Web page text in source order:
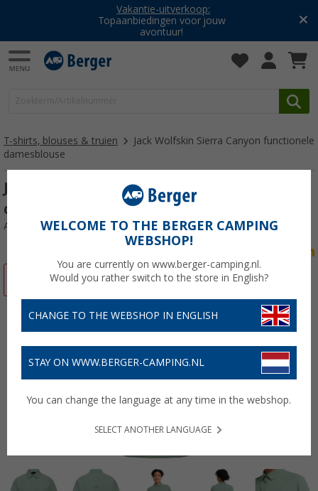
Vakantie-uitverkoop:
Topaanbiedingen voor jouw
avontuur!
T-shirts, blouses & truien
Jack Wolfskin Sierra Canyon functionele
damesblouse
Jack Wolfskin Sierra Canyon functionele
damesblouse
Artikelnr: 436775XXL
-18%
WELCOME TO THE BERGER CAMPING
WEBSHOP!
You are currently on www.berger-camping.nl.
Would you rather switch to the store in English?
CHANGE TO THE WEBSHOP IN ENGLISH
STAY ON WWW.BERGER-CAMPING.NL
You can change the language at any time in the webshop.
SELECT ANOTHER LANGUAGE